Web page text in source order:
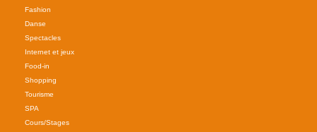
Fashion
Danse
Spectacles
Internet et jeux
Food-in
Shopping
Tourisme
SPA
Cours/Stages